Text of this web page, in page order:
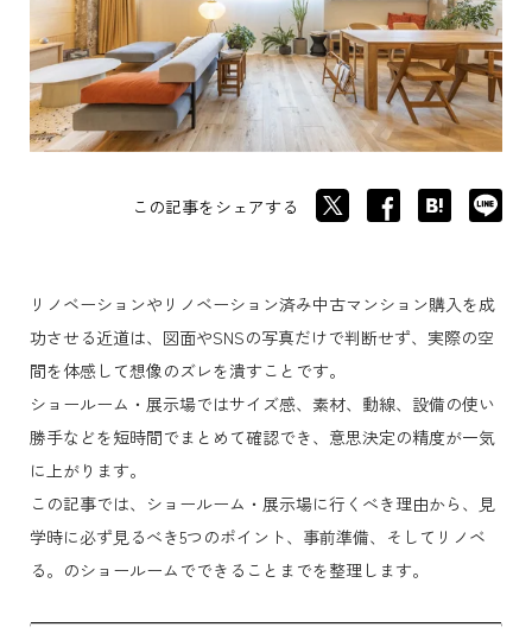
この記事をシェアする
リノベーションやリノベーション済み中古マンション購入を成
功させる近道は、図面やSNSの写真だけで判断せず、実際の空
間を体感して想像のズレを潰すことです。
ショールーム・展示場ではサイズ感、素材、動線、設備の使い
勝手などを短時間でまとめて確認でき、意思決定の精度が一気
に上がります。
この記事では、ショールーム・展示場に行くべき理由から、見
学時に必ず見るべき5つのポイント、事前準備、そしてリノベ
る。のショールームでできることまでを整理します。